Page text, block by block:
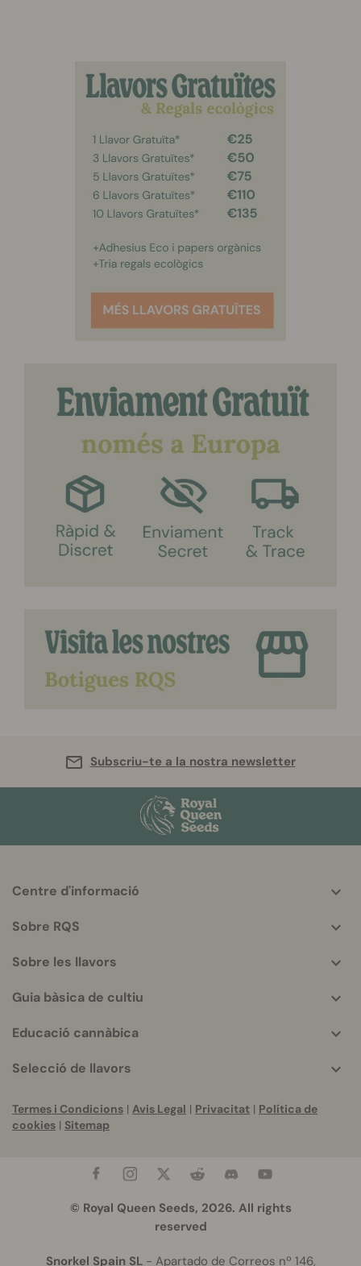
Subscriu-te a la nostra newsletter
info
Centre d'informació
Sobre RQS
Sobre les llavors
Guia bàsica de cultiu
Educació cannàbica
Selecció de llavors
Termes i Condicions | Avis Legal | Privacitat | Política de
cookies | Sitemap
© Royal Queen Seeds, 2026. All rights
reserved
Snorkel Spain SL- Apartado de Correos nº 146,